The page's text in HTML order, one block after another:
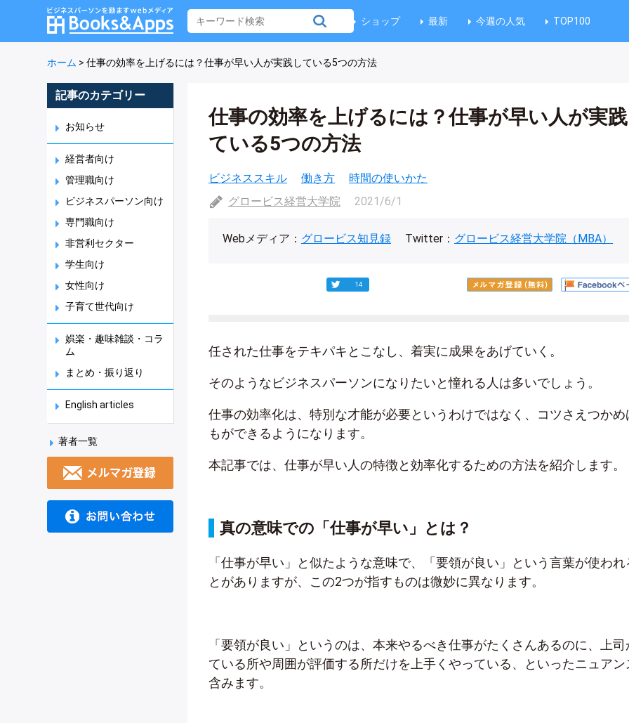
ショップ 最新 今週の人気 TOP100
ホーム > 仕事の効率を上げるには？仕事が早い人が実践している5つの方法
記事のカテゴリー
お知らせ
経営者向け
管理職向け
ビジネスパーソン向け
専門職向け
非営利セクター
学生向け
女性向け
子育て世代向け
娯楽・趣味雑談・コラ
ム
まとめ・振り返り
English articles
著者一覧
仕事の効率を上げるには？仕事が早い人が実
ている5つの方法
ビジネススキル 働き方
時間の使いかた
グロービス経営大学院
2021/6/1
Webメディア： グロービス知見録 Twitter： グロービス経営大学院（MBA）
14
任された仕事をテキパキとこなし、着実に成果をあげていく。
そのようなビジネスパーソンになりたいと憧れる人は多いでしょう。
仕事の効率化は、特別な才能が必要というわけではなく、コツさえつかめ
もができるようになります。
本記事では、仕事が早い人の特徴と効率化するための方法を紹介します。
真の意味での「仕事が早い」とは？
「仕事が早い」と似たような意味で、「要領が良い」という言葉が使われ
とがありますが、この2つが指すものは微妙に異なります。
「要領が良い」というのは、本来やるべき仕事がたくさんあるのに、上司
ている所や周囲が評価する所だけを上手くやっている、といったニュアン
含みます。